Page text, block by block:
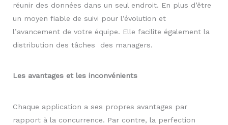
réunir des données dans un seul endroit. En plus d’être
un moyen fiable de suivi pour l’évolution et
l’avancement de votre équipe. Elle facilite également la
distribution des tâches des managers.
Les avantages et les inconvénients
Chaque application a ses propres avantages par
rapport à la concurrence. Par contre, la perfection